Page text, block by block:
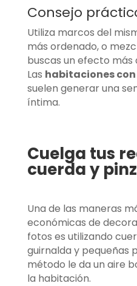
Consejo
Utiliza marcos del
más ordenado, o
buscas un efecto
Las habitaciones
suelen generar una
íntima.
Cuelga tus
cuerda y
Una de las maneras
económicas de
fotos es utilizando
guirnalda y pequeñas
método le da un aire
la habitación.